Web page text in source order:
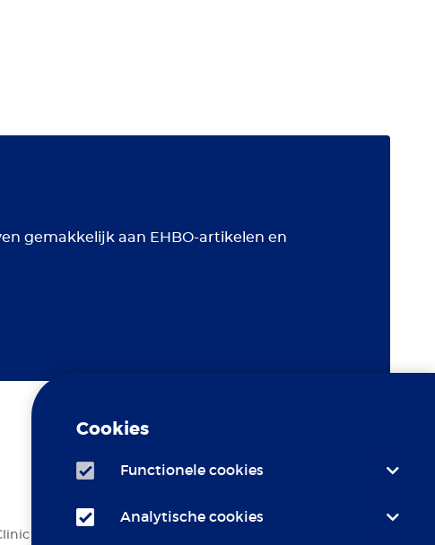
gemakkelijk aan EHBO-artikelen en
Erasmus MC is
Cookies
Functionele cookies
Analytische cookies